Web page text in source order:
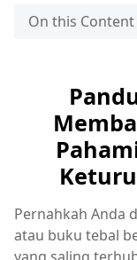
On this Content
Pernahkah Anda
atau buku tebal